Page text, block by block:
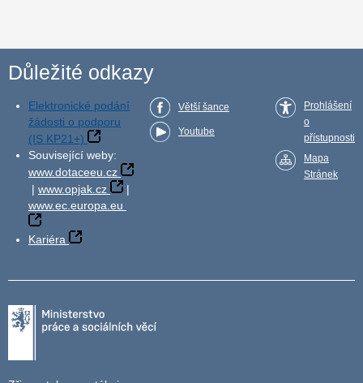
Důležité odkazy
Elektronické podání
žádosti o podporu
(IS KP21+)
Související weby:
www.dotaceeu.cz
| www.opjak.cz
|
www.ec.europa.eu
Kariéra
Větší šance
Youtube
Prohlášení
o
přístupnosti
Mapa
Stránek